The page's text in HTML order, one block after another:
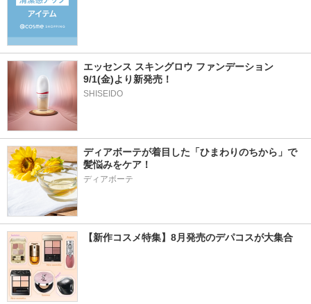
エッセンス スキングロウ ファンデーション
9/1(金)より新発売！
SHISEIDO
ディアボーテが着目した「ひまわりのちから」で
髪悩みをケア！
ディアボーテ
【新作コスメ特集】8月発売のデパコスが大集合